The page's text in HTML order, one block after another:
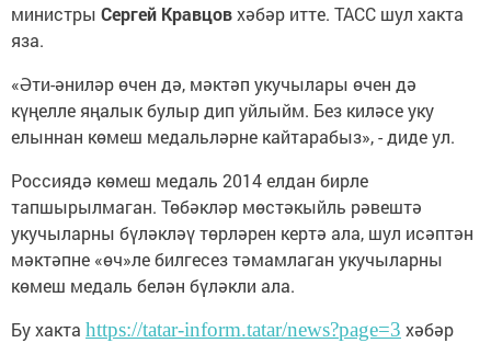
министры Сергей Кравцовхәбәр итте. ТАСС шул хакта
яза.
«Әти-әниләр өчен дә, мәктәп укучылары өчен дә
күңелле яңалык булыр дип уйлыйм. Без киләсе уку
елыннан көмеш медальләрне кайтарабыз», - диде ул.
Россиядә көмеш медаль 2014 елдан бирле
тапшырылмаган. Төбәкләр мөстәкыйль рәвештә
укучыларны бүләкләү төрләрен кертә ала, шул исәптән
мәктәпне «өч»ле билгесез тәмамлаган укучыларны
көмеш медаль белән бүләкли ала.
Бу хакта https://tatar-inform.tatar/news?page=3 хәбәр